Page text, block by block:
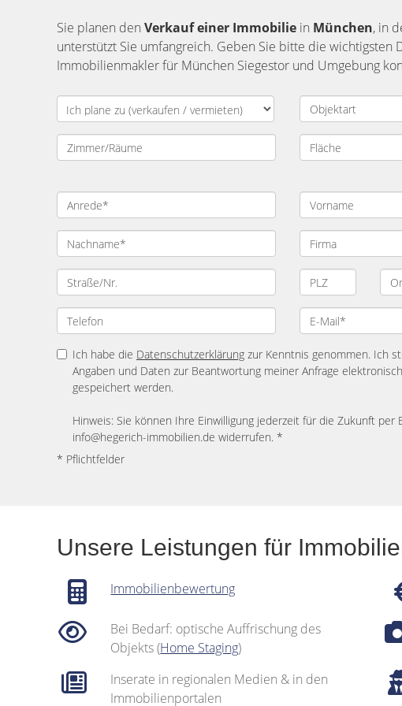
Sie planen den Verkauf einer Immobilie in München, in
unterstützt Sie umfangreich. Geben Sie bitte die wichtigsten
Immobilienmakler für München Siegestor und Umgebung
Ich habe die Datenschutzerklärung zur Kenntnis genommen. Ich
Angaben und Daten zur Beantwortung meiner Anfrage
gespeichert werden.
Hinweis: Sie können Ihre Einwilligung jederzeit für die Zukunft per
info@hegerich-immobilien.de widerrufen. *
* Pflichtfelder
Unsere Leistungen für
Immobilienbewertung
Bei Bedarf: optische Auffrischung des
Objekts (Home Staging)
Inserate in regionalen Medien & in den
Immobilienportalen